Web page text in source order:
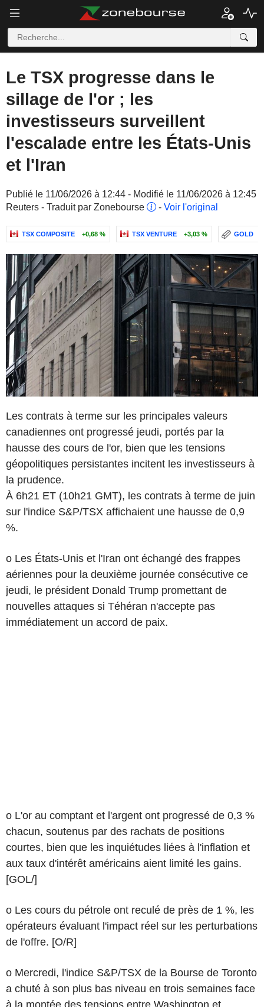
Le TSX progresse dans le
sillage de l'or ; les
investisseurs surveillent
l'escalade entre les États-Unis
et l'Iran
Publié le 11/06/2026 à 12:44 - Modifié le 11/06/2026 à 12:45
Reuters - Traduit par Zonebourse
- Voir l'original
TSX COMPOSITE +0,68 % TSX VENTURE +3,03 % GOLD
Les contrats à terme sur les principales valeurs
canadiennes ont progressé jeudi, portés par la
hausse des cours de l'or, bien que les tensions
géopolitiques persistantes incitent les investisseurs à
la prudence.
À 6h21 ET (10h21 GMT), les contrats à terme de juin
sur l'indice S&P/TSX affichaient une hausse de 0,9
%.
o Les États-Unis et l'Iran ont échangé des frappes
aériennes pour la deuxième journée consécutive ce
jeudi, le président Donald Trump promettant de
nouvelles attaques si Téhéran n'accepte pas
immédiatement un accord de paix.
o L'or au comptant et l'argent ont progressé de 0,3 %
chacun, soutenus par des rachats de positions
courtes, bien que les inquiétudes liées à l'inflation et
aux taux d'intérêt américains aient limité les gains.
[GOL/]
o Les cours du pétrole ont reculé de près de 1 %, les
opérateurs évaluant l'impact réel sur les perturbations
de l'offre. [O/R]
o Mercredi, l'indice S&P/TSX de la Bourse de Toronto
a chuté à son plus bas niveau en trois semaines face
à la montée des tensions entre Washington et